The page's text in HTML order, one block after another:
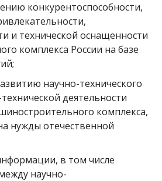
конкурентоспособности,
и технической оснащенности
комплекса России на базе
научно-технического
деятельности
комплекса,
нужды отечественной
в том числе
научно-